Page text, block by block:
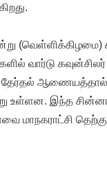
(வெள்ளிக்கிழமை)
வார்டு
தேர்தல் ஆணையத்தால்
உள்ளன. இந்த
மாநகராட்சி